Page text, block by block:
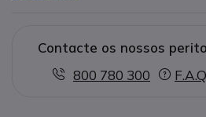
Contacte os nossos
800 780 300
F.A.Q